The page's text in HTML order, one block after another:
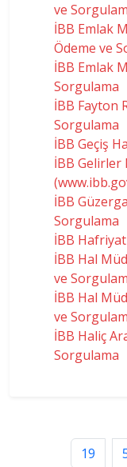
ve
İBB Emlak
Ödeme ve
İBB Emlak
Sorgulama
İBB Fayton
Sorgulama
İBB Geçiş
İBB Gelirler
İBB
Sorgulama
İBB
İBB Hal
ve
İBB Hal
ve
İBB Haliç
Sorgulama
19